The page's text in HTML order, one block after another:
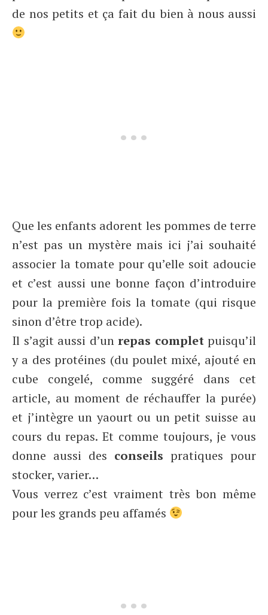
de nos petits et ça fait du bien à nous aussi
Que les enfants adorent les pommes de terre
n’est pas un mystère mais ici j’ai souhaité
associer la tomate pour qu’elle soit adoucie
et c’est aussi une bonne façon d’introduire
pour la première fois la tomate (qui risque
sinon d’être trop acide).
Il s’agit aussi d’unrepas completpuisqu’il
y a des protéines (du poulet mixé, ajouté en
cube congelé, comme suggéré dans cet
article, au moment de réchauffer la purée)
et j’intègre un yaourt ou un petit suisse au
cours du repas. Et comme toujours, je vous
donne aussi des conseils pratiques pour
stocker, varier…
Vous verrez c’est vraiment très bon même
pour les grands peu affamés